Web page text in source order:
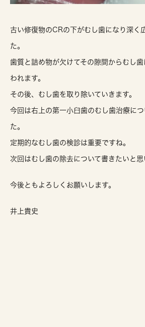
古い修復物のCRの下がむし歯になり深く
た。
歯質と詰め物が欠けてその隙間からむし
われます。
その後、むし歯を取り除いていきます。
今回は右上の第一小臼歯のむし歯治療に
た。
定期的なむし歯の検診は重要ですね。
次回はむし歯の除去について書きたいと思
今後ともよろしくお願いします。
井上貴史